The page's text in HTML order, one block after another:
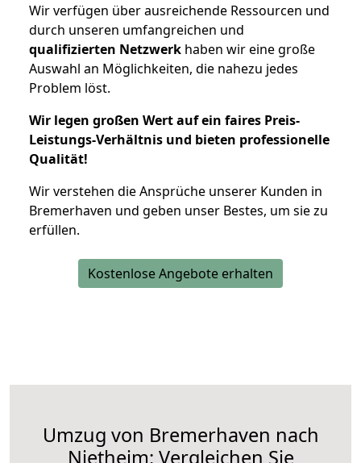
Wir verfügen über ausreichende Ressourcen und
durch unseren umfangreichen und
qualifizierten Netzwerk haben wir eine große
Auswahl an Möglichkeiten, die nahezu jedes
Problem löst.
Wir legen großen Wert auf ein faires Preis-
Leistungs-Verhältnis und bieten professionelle
Qualität!
Wir verstehen die Ansprüche unserer Kunden in
Bremerhaven und geben unser Bestes, um sie zu
erfüllen.
Kostenlose Angebote erhalten
Umzug von Bremerhaven nach
Nietheim: Vergleichen Sie